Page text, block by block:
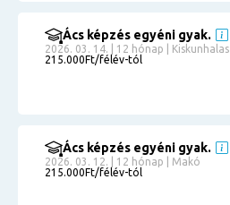
Ács képzés egyéni gyak.
2026. 03. 14. | 12 hónap | Kiskunhalas
215.000Ft/félév-tól
Ács képzés egyéni gyak.
2026. 03. 12. | 12 hónap | Makó
215.000Ft/félév-tól